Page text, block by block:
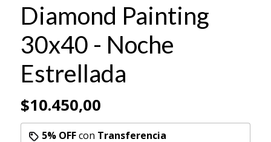
Diamond Painting
30x40 - Noche
Estrellada
$10.450,00
5% OFFcon Transferencia